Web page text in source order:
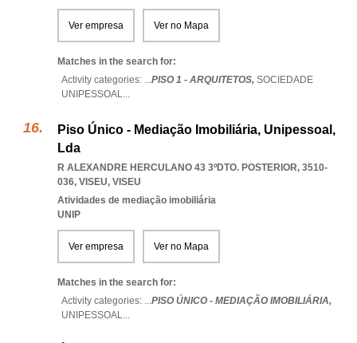
Ver empresa Ver no Mapa
Matches in the search for:
Activity categories: ...PISO 1 - ARQUITETOS, SOCIEDADE
UNIPESSOAL...
Piso Único - Mediação Imobiliária, Unipessoal,
Lda
R ALEXANDRE HERCULANO 43 3ºDTO. POSTERIOR, 3510-
036, VISEU, VISEU
Atividades de mediação imobiliária
UNIP
Ver empresa Ver no Mapa
Matches in the search for:
Activity categories: ...PISO ÚNICO - MEDIAÇÃO IMOBILIÁRIA,
UNIPESSOAL...